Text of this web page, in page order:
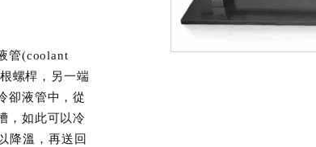
管(coolant
螺桿，另一端
卻液管中，從
，如此可以冷
降溫，再送回